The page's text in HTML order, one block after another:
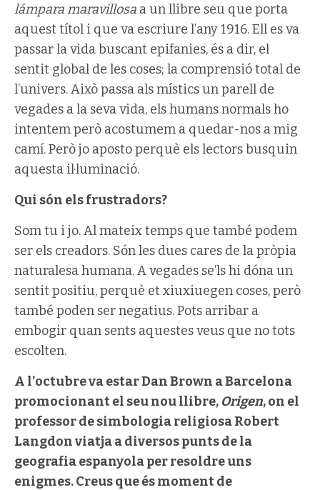
lámpara maravillosa a un llibre seu que porta
aquest títol i que va escriure l’any 1916. Ell es va
passar la vida buscant epifanies, és a dir, el
sentit global de les coses; la comprensió total de
l’univers. Això passa als místics un parell de
vegades a la seva vida, els humans normals ho
intentem però acostumem a quedar-nos a mig
camí. Però jo aposto perquè els lectors busquin
aquesta il·luminació.
Qui són els frustradors?
Som tu i jo. Al mateix temps que també podem
ser els creadors. Són les dues cares de la pròpia
naturalesa humana. A vegades se’ls hi dóna un
sentit positiu, perquè et xiuxiuegen coses, però
també poden ser negatius. Pots arribar a
embogir quan sents aquestes veus que no tots
escolten.
A l’octubre va estar Dan Brown a Barcelona
promocionant el seu nou llibre, Origen, on el
professor de simbologia religiosa Robert
Langdon viatja a diversos punts de la
geografia espanyola per resoldre uns
enigmes. Creus que és moment de